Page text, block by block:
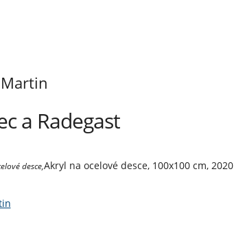
a Radegast
desce,Akryl na ocelové desce, 100x100 cm, 2020